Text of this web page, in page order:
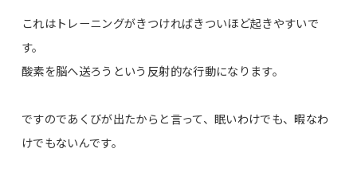
これはトレーニングがきつければきついほど起きやすいで
す。
酸素を脳へ送ろうという反射的な行動になります。
ですのであくびが出たからと言って、眠いわけでも、暇なわ
けでもないんです。